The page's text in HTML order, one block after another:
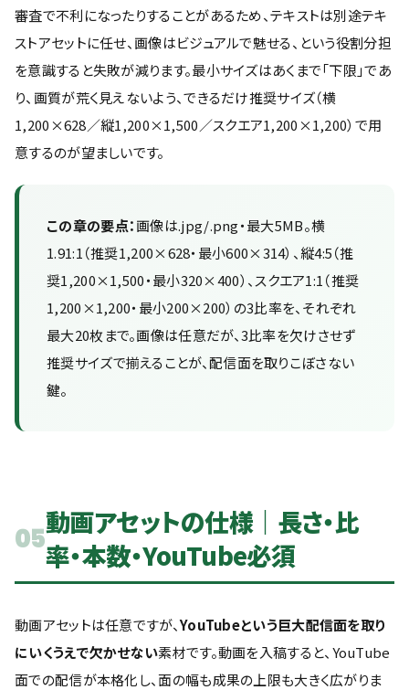
審査で不利になったりすることがあるため、テキストは別途テキ
ストアセットに任せ、画像はビジュアルで魅せる、という役割分担
を意識すると失敗が減ります。最小サイズはあくまで「下限」であ
り、画質が荒く見えないよう、できるだけ推奨サイズ（横
1,200×628／縦1,200×1,500／スクエア1,200×1,200）で用
意するのが望ましいです。
この章の要点：画像は.jpg/.png・最大5MB。横
1.91:1（推奨1,200×628・最小600×314）、縦4:5（推
奨1,200×1,500・最小320×400）、スクエア1:1（推奨
1,200×1,200・最小200×200）の3比率を、それぞれ
最大20枚まで。画像は任意だが、3比率を欠けさせず
推奨サイズで揃えることが、配信面を取りこぼさない
鍵。
05動画アセットの仕様｜長さ・比
率・本数・YouTube必須
動画アセットは任意ですが、YouTubeという巨大配信面を取り
にいくうえで欠かせない素材です。動画を入稿すると、YouTube
面での配信が本格化し、面の幅も成果の上限も大きく広がりま